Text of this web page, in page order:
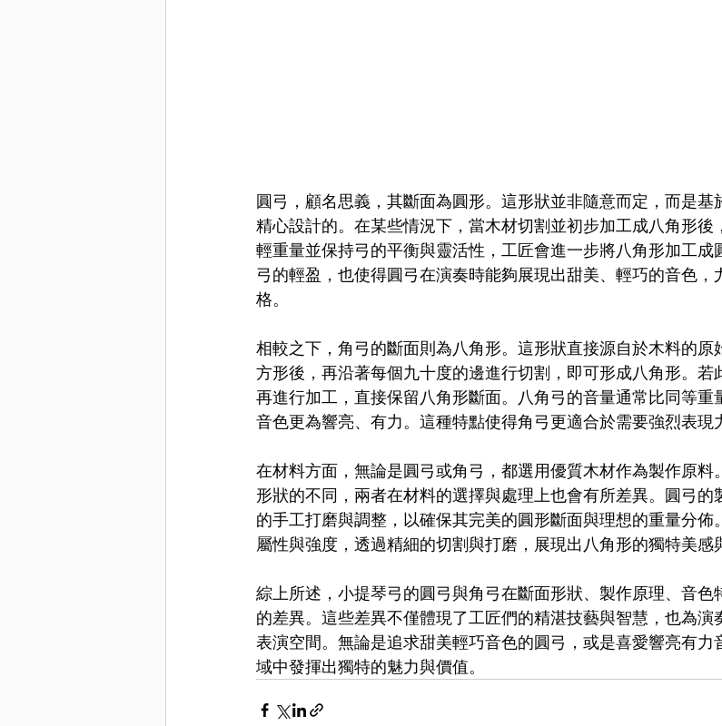
圓弓，顧名思義，其斷面為圓形。這形狀並非隨意而定，而是
精心設計的。在某些情況下，當木材切割並初步加工成八角形
輕重量並保持弓的平衡與靈活性，工匠會進一步將八角形加工成
弓的輕盈，也使得圓弓在演奏時能夠展現出甜美、輕巧的音色
格。
相較之下，角弓的斷面則為八角形。這形狀直接源自於木料的原
方形後，再沿著每個九十度的邊進行切割，即可形成八角形。
再進行加工，直接保留八角形斷面。八角弓的音量通常比同等重
音色更為響亮、有力。這種特點使得角弓更適合於需要強烈表現
在材料方面，無論是圓弓或角弓，都選用優質木材作為製作原
形狀的不同，兩者在材料的選擇與處理上也會有所差異。圓弓的
的手工打磨與調整，以確保其完美的圓形斷面與理想的重量分
屬性與強度，透過精細的切割與打磨，展現出八角形的獨特美感
綜上所述，小提琴弓的圓弓與角弓在斷面形狀、製作原理、音
的差異。這些差異不僅體現了工匠們的精湛技藝與智慧，也為
表演空間。無論是追求甜美輕巧音色的圓弓，或是喜愛響亮有
域中發揮出獨特的魅力與價值。